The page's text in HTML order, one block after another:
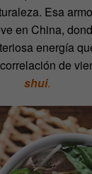
Esa
en China,
energía
de
shui.